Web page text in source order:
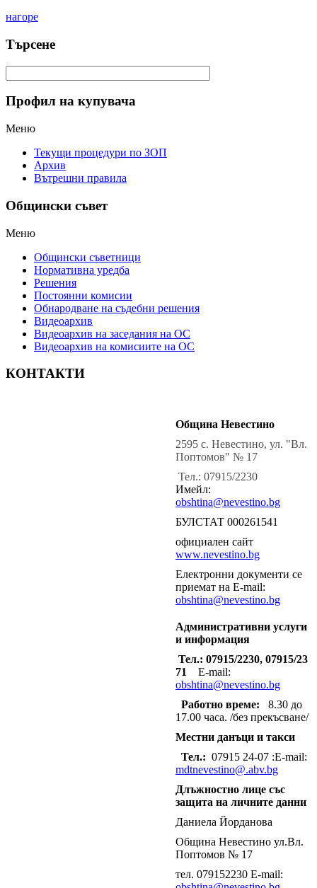
нагоре
Търсене
Профил на купувача
Меню
Текущи процедури по ЗОП
Архив
Вътрешни правила
Общински съвет
Меню
Общински съветници
Нормативна уредба
Решения
Постоянни комисии
Обнародване на съдебни решения
Видеоархив
Видеоархив на заседания на ОС
Видеоархив на комисиите на ОС
КОНТАКТИ
Община Невестино
2595 с. Невестино, ул. "Вл.
Поптомов" № 17
Тел.: 07915/2230
Имейл:
obshtina@nevestino.bg
БУЛСТАТ 000261541
официален сайт
www.nevestino.bg
Електронни документи се
приемат на E-mail:
obshtina@nevestino.bg
Административни услуги
и информация
Тел.: 07915/2230, 07915/23
71
E-mail:
obshtina@nevestino.bg
Работно време: 8.30 до
17.00 часа. /без прекъсване/
Местни данъци и такси
Тел.: 07915 24-07 :E-mail:
mdtnevestino@.abv.bg
Длъжностно лице със
защита на личните данни
Даниела Йорданова
Община Невестино ул.Вл.
Поптомов № 17
тел. 079152230 E-mail: